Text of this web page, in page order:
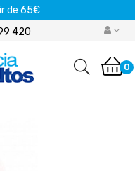
de 65€
420
0